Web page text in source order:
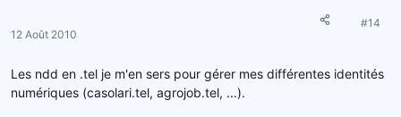
12 Août 2010
#14
Les ndd en .tel je m'en sers pour gérer mes différentes identités
numériques (casolari.tel, agrojob.tel, ...).